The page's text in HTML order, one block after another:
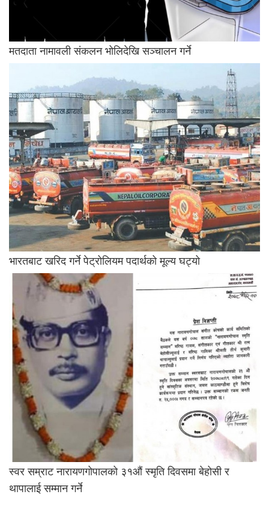
मतदाता नामावली संकलन भोलिदेखि सञ्चालन गर्ने
भारतबाट खरिद गर्ने पेट्रोलियम पदार्थको मूल्य घट्यो
स्वर सम्राट नारायणगोपालको ३१औं स्मृति दिवसमा बेहोसी र
थापालाई सम्मान गर्ने